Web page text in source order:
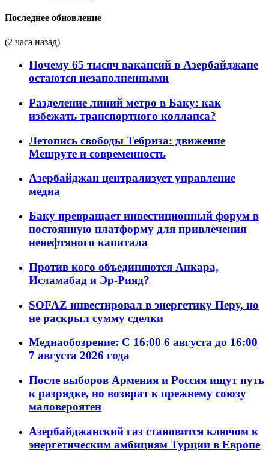
Последнее обновление
(2 часа назад)
Почему 65 тысяч вакансий в Азербайджане
остаются незаполненными
Разделение линий метро в Баку: как
избежать транспортного коллапса?
Летопись свободы Тебриза: движение
Мешруте и современность
Азербайджан централизует управление
медиа
Баку превращает инвестиционный форум в
постоянную платформу для привлечения
ненефтяного капитала
Против кого объединяются Анкара,
Исламабад и Эр-Рияд?
SOFAZ инвестировал в энергетику Перу, но
не раскрыл сумму сделки
Медиаобозрение: С 16:00 6 августа до 16:00
7 августа 2026 года
После выборов Армения и Россия ищут путь
к разрядке, но возврат к прежнему союзу
маловероятен
Азербайджанский газ становится ключом к
энергетическим амбициям Турции в Европе